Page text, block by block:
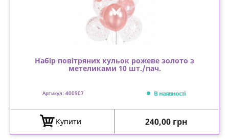
Набір повітряних кульок рожеве золото з
метеликами 10 шт./пач.
Артикул: 400907 В наявності
Купити Ціна
240,00 грн